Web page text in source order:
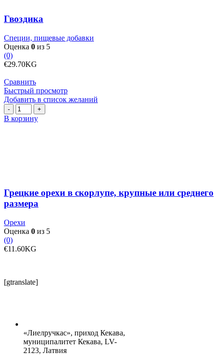
Гвоздика
Специи, пищевые добавки
Оценка 0 из 5
(0)
€29.70KG
Сравнить
Быстрый просмотр
Добавить в список желаний
Количество
товара
Грецкие
В корзину
Грецкие орехи в скорлупе, крупные или среднего
размера
Орехи
Оценка 0 из 5
(0)
€11.60KG
[gtranslate]
«Лиелручкас», приход Кекава,
муниципалитет Кекава, LV-
2123, Латвия